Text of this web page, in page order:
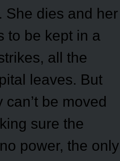
She dies and her
to be kept in a
all the
leaves. But
be moved
sure the
power, the only